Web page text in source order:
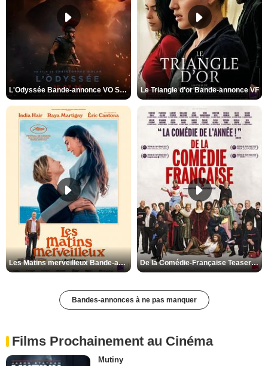
L'Odyssée Bande-annonce VO STFR Le Triangle d'or Bande-annonce VF
Les Matins merveilleux Bande-annonce VF De la Comédie-Française Teaser VF
Bandes-annonces à ne pas manquer
Films Prochainement au Cinéma
Mutiny